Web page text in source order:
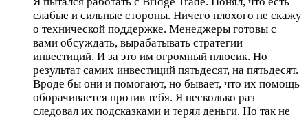
слабые и сильные стороны. Ничего плохого не скажу
о технической поддержке. Менеджеры готовы с
вами обсуждать, вырабатывать стратегии
инвестиций. И за это им огромный плюсик. Но
результат самих инвестиций пятьдесят, на пятьдесят.
Вроде бы они и помогают, но бывает, что их помощь
оборачивается против тебя. Я несколько раз
следовал их подсказками и терял деньги. Но так не